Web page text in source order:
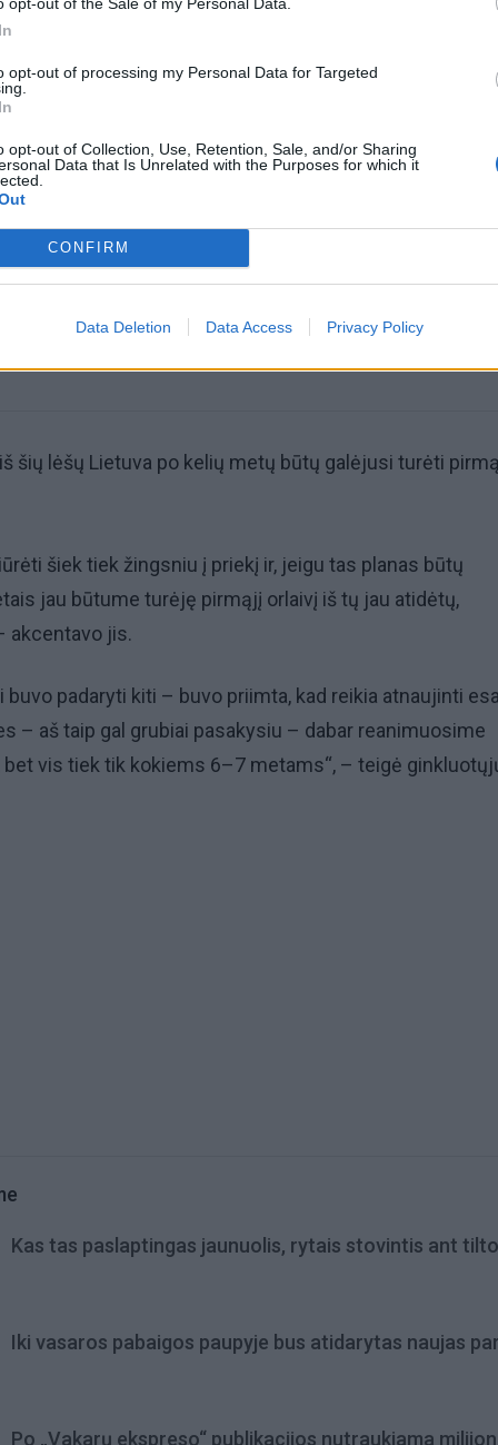
opt-out of processing my Personal Data for Targeted
opt-out of Collection, Use, Retention, Sale, and/or Sharing
Data that Is Unrelated with the Purposes for which it
CONFIRM
Data Deletion Data Access Privacy Policy
pabaigą Ukrainoje
Taro kortų horoskopas rugpjūčio 6 dienai:
sėkmė, Jaučiams – greiti sprendimai
šių lėšų Lietuva po kelių metų būtų galėjusi turėti
šiek tiek žingsniu į priekį ir, jeigu tas planas būtų
jau būtume turėję pirmąjį orlaivį iš tų jau atidėtų,
akcentavo jis.
buvo padaryti kiti – buvo priimta, kad reikia atnaujinti
– aš taip gal grubiai pasakysiu – dabar reanimuosime
bet vis tiek tik kokiems 6–7 metams“, – teigė
Kas tas paslaptingas jaunuolis, rytais stovintis ant
Iki vasaros pabaigos paupyje bus atidarytas naujas
Po „Vakarų ekspreso“ publikacijos nutraukiama